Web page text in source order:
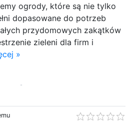
ogrody, które są nie tylko
dopasowane do potrzeb
przydomowych zakątków
zieleni dla firm i
»